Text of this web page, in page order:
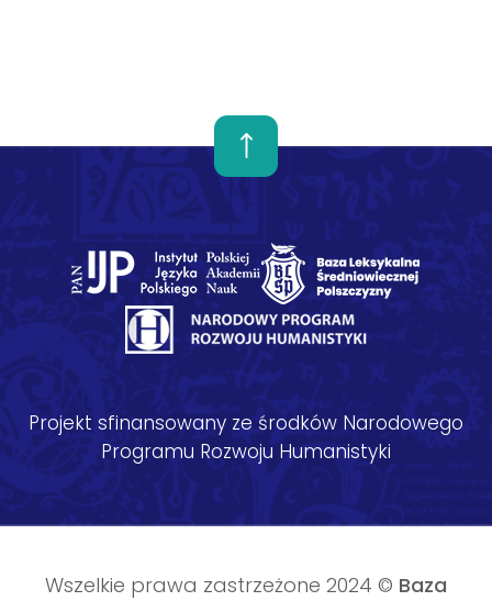
Projekt sfinansowany ze środków Narodowego
Programu Rozwoju Humanistyki
Wszelkie prawa zastrzeżone 2024 © Baza